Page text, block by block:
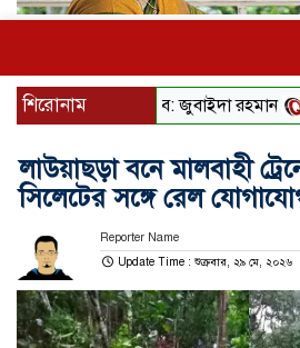
শিরোনাম
দাঁড়াবে ড্যাব: জুবাইদা রহমান চুরির
লাউয়াছড়া বনে মালবাহী
সিলেটের সঙ্গে রেল
Reporter Name
Update Time : শুক্রবার, ২৯ মে, ২০২৬